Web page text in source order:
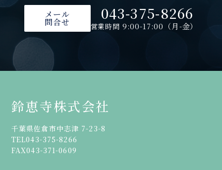
メール
問合せ 043-375-8266
営業時間 9:00-17:00（月-金）
鈴恵寺株式会社
千葉県佐倉市中志津 7-23-8
TEL043-375-8266
FAX043-371-0609